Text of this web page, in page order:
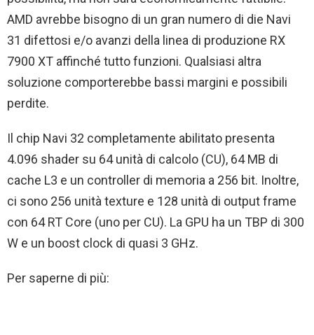
AMD avrebbe bisogno di un gran numero di die Navi
31 difettosi e/o avanzi della linea di produzione RX
7900 XT affinché tutto funzioni. Qualsiasi altra
soluzione comporterebbe bassi margini e possibili
perdite.
Il chip Navi 32 completamente abilitato presenta
4.096 shader su 64 unità di calcolo (CU), 64 MB di
cache L3 e un controller di memoria a 256 bit. Inoltre,
ci sono 256 unità texture e 128 unità di output frame
con 64 RT Core (uno per CU). La GPU ha un TBP di 300
W e un boost clock di quasi 3 GHz.
Per saperne di più: